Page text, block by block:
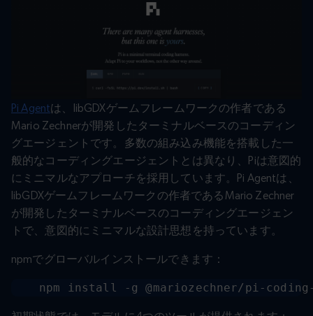
Pi Agentは、libGDXゲームフレームワークの作者である
Mario Zechnerが開発したターミナルベースのコーディン
グエージェントです。多数の組み込み機能を搭載した一
般的なコーディングエージェントとは異なり、Piは意図的
にミニマルなアプローチを採用しています。Pi Agentは、
libGDXゲームフレームワークの作者であるMario Zechner
が開発したターミナルベースのコーディングエージェン
トで、意図的にミニマルな設計思想を持っています。
npmでグローバルインストールできます：
npm install -g @mariozechner/pi-